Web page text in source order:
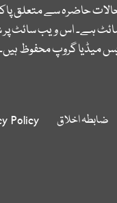
حالات حاضرہ سے متعلق
ہے۔ اس ویب سائٹ پر
میڈیا گروپ محفوظ
ضابطہ اخلاق Policy